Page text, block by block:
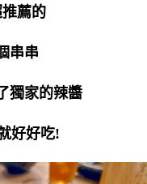
薦的
串串
獨家的辣醬
好好吃!